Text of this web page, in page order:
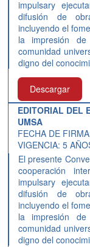
impulsary
difusión de
incluyendo el
la impresión
comunidad
digno del
Descargar
EDITORIAL DEL
UMSA
FECHA DE
VIGENCIA: 5
El presente
cooperación
impulsary
difusión de
incluyendo el
la impresión
comunidad
digno del